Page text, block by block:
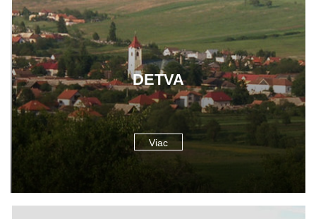
DETVA
Viac